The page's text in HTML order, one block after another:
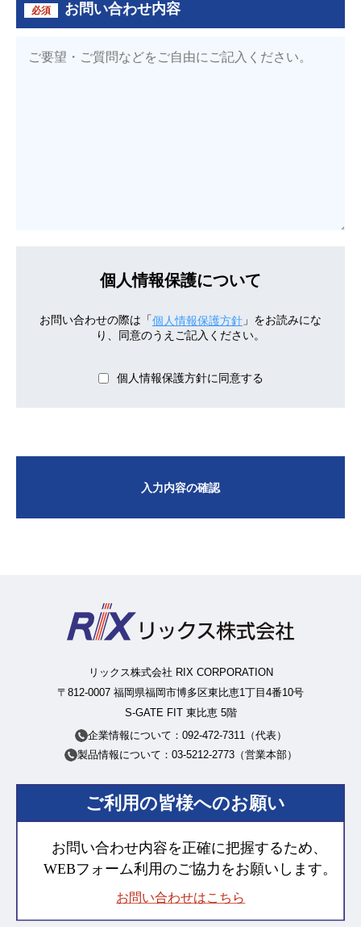
必須 お問い合わせ内容
個人情報保護について
お問い合わせの際は「個人情報保護方針 」をお読みにな
り、同意のうえご記入ください。
個人情報保護方針に同意する
入力内容の確認
リックス株式会社 RIX CORPORATION
〒812-0007 福岡県福岡市博多区東比恵1丁目4番10号
S-GATE FIT 東比恵 5階
企業情報について：092-472-7311（代表）
製品情報について：03-5212-2773（営業本部）